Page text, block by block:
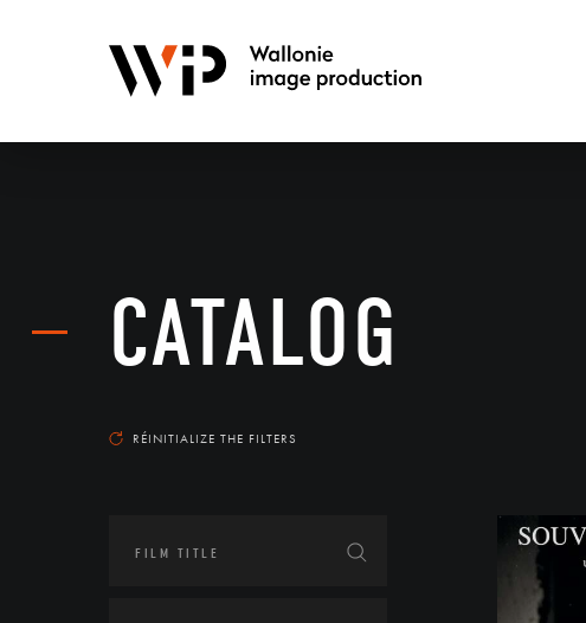
CATALOG
RÉINITIALIZE THE FILTERS